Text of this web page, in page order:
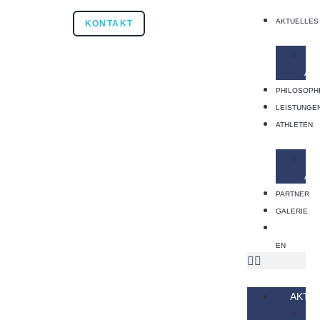
AKTUELLES
ATHLETEN
PARTNER
GALERIE
EN
KONTAKT